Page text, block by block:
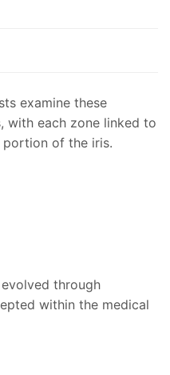
examine these
with each zone linked to
of the iris.
through
within the medical